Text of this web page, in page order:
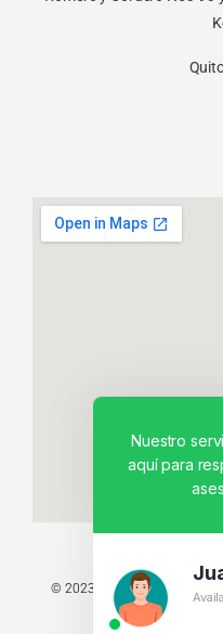
© 2023 TODOS LOS
Nuestro
aquí para